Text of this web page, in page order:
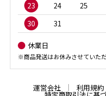
23
24 25
30
31
休業日
※商品発送はお休みさせていただ
運営会社 利用規約